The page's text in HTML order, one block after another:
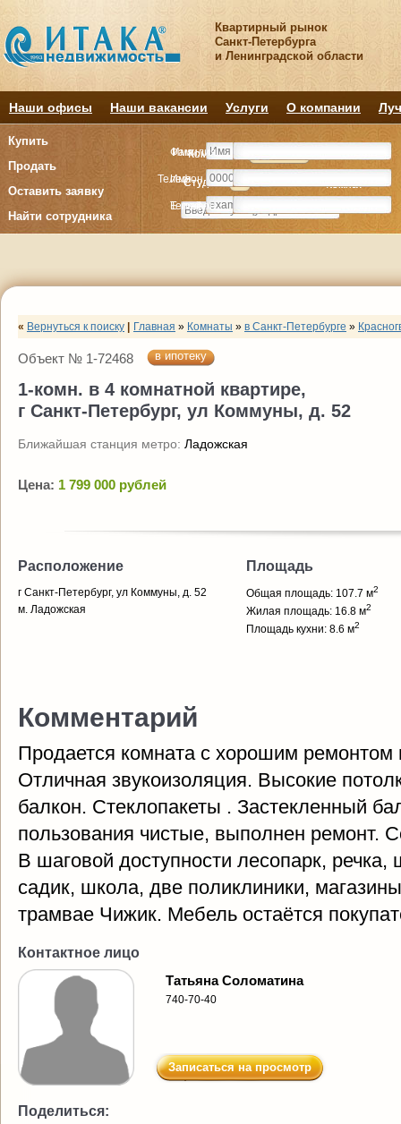
Квартирный рынок
Санкт-Петербурга
и Ленинградской области
Наши офисы Наши вакансии Услуги О компании
Купить
Продать
Оставить заявку
Найти сотрудника
Комнату
Студия Комнат
Комнату
Студия Комнат
Имя
Телефон
E-mail
Фамилия
Имя
Телефон
« Вернуться к поиску Главная » Комнаты » в Санкт-Петербурге »
Объект № 1-72468 в ипотеку
1-комн. в 4 комнатной квартире,
г Санкт-Петербург, ул Коммуны, д. 52
Ближайшая станция метро: Ладожская
Цена: 1 799 000 рублей
Расположение
г Санкт-Петербург, ул Коммуны, д. 52
м. Ладожская
Площадь
Общая площадь: 107.7 м2
Жилая площадь: 16.8 м2
Площадь кухни: 8.6 м2
Комментарий
Продается комната с хорошим ремонтом
Отличная звукоизоляция. Высокие
балкон. Стеклопакеты . Застекленный
пользования чистые, выполнен ремонт.
В шаговой доступности лесопарк,
садик, школа, две поликлиники,
трамвае Чижик. Мебель остаётся
Контактное лицо
Татьяна Соломатина
740-70-40
Записаться на просмотр
Поделиться: